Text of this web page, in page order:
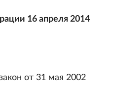
16 апреля 2014
от 31 мая 2002